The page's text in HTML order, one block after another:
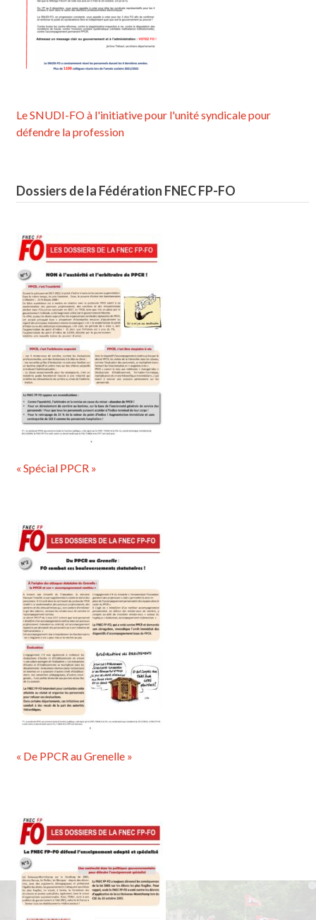
Le SNUDI-FO à l'initiative pour l'unité syndicale pour
défendre la profession
Dossiers de la Fédération FNEC FP-FO
« Spécial PPCR »
« De PPCR au Grenelle »